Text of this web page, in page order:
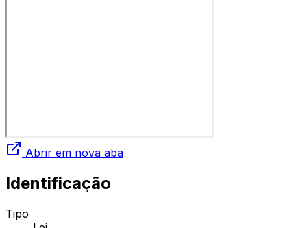
Abrir em nova aba
Identificação
Tipo